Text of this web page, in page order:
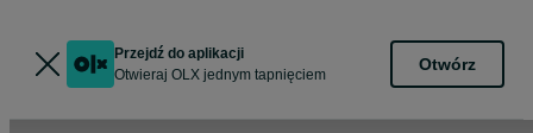
Przejdź do aplikacji
Otwieraj OLX jednym tapnięciem
Otwórz